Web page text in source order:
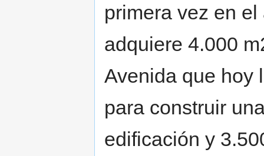
primera vez en
adquiere 4.000
Avenida que hoy
para construir
edificación y